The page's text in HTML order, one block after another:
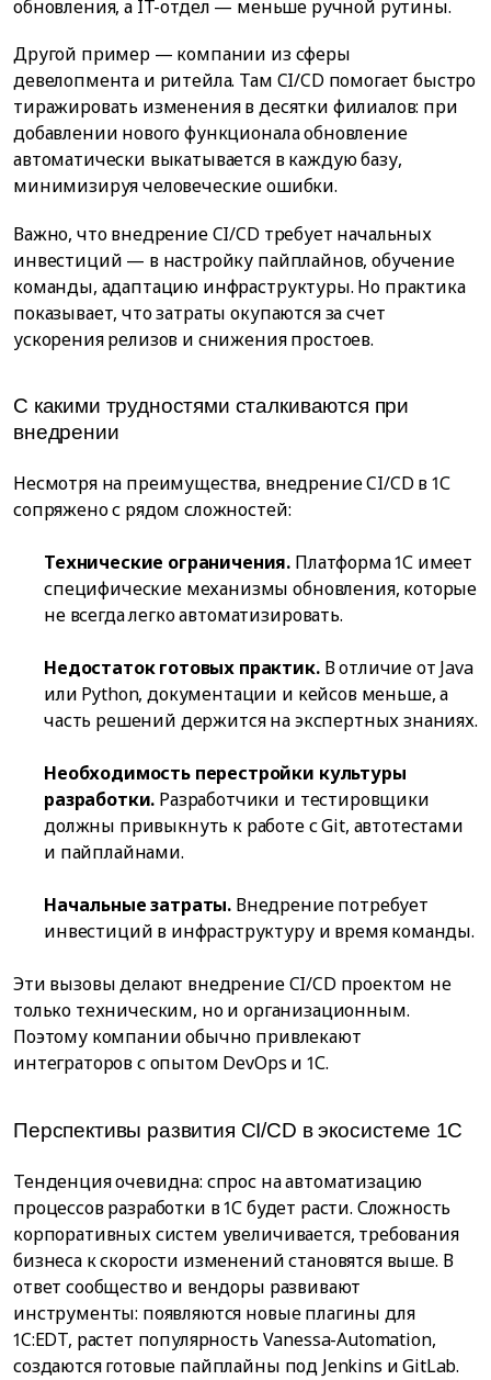
обновления, а IT-отдел — меньше ручной рутины.
Другой пример — компании из сферы
девелопмента и ритейла. Там CI/CD помогает быстро
тиражировать изменения в десятки филиалов: при
добавлении нового функционала обновление
автоматически выкатывается в каждую базу,
минимизируя человеческие ошибки.
Важно, что внедрение CI/CD требует начальных
инвестиций — в настройку пайплайнов, обучение
команды, адаптацию инфраструктуры. Но практика
показывает, что затраты окупаются за счет
ускорения релизов и снижения простоев.
С какими трудностями сталкиваются при
внедрении
Несмотря на преимущества, внедрение CI/CD в 1С
сопряжено с рядом сложностей:
Технические ограничения. Платформа 1С имеет
специфические механизмы обновления, которые
не всегда легко автоматизировать.
Недостаток готовых практик.В отличие от Java
или Python, документации и кейсов меньше, а
часть решений держится на экспертных знаниях.
Необходимость перестройки культуры
разработки. Разработчики и тестировщики
должны привыкнуть к работе с Git, автотестами
и пайплайнами.
Начальные затраты. Внедрение потребует
инвестиций в инфраструктуру и время команды.
Эти вызовы делают внедрение CI/CD проектом не
только техническим, но и организационным.
Поэтому компании обычно привлекают
интеграторов с опытом DevOps и 1С.
Перспективы развития CI/CD в экосистеме 1С
Тенденция очевидна: спрос на автоматизацию
процессов разработки в 1С будет расти. Сложность
корпоративных систем увеличивается, требования
бизнеса к скорости изменений становятся выше. В
ответ сообщество и вендоры развивают
инструменты: появляются новые плагины для
1C:EDT, растет популярность Vanessa-Automation,
создаются готовые пайплайны под Jenkins и GitLab.